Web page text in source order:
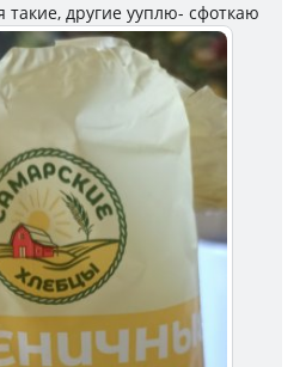
такие, другие ууплю- сфоткаю